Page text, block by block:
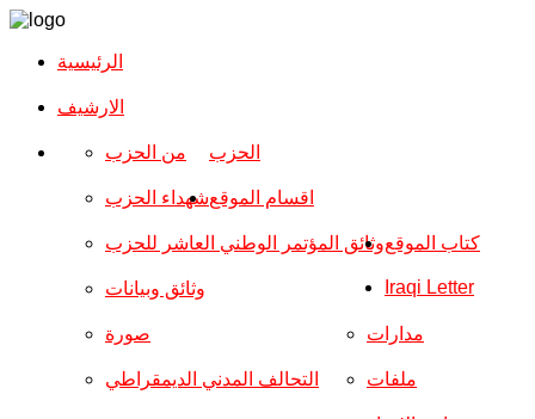
الرئيسية
الارشیف
الحزب من الحزب
شهداء الحزب
وثائق المؤتمر الوطني العاشر للحزب
وثائق وبيانات
اقسام الموقع
صورة
التحالف المدني الديمقراطي
مدارات
ملفات
كتاب الموقع
Iraqi Letter